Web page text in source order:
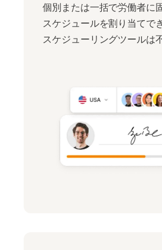
個別または一括で労働者に
スケジュールを割り当てで
スケジューリングツールは